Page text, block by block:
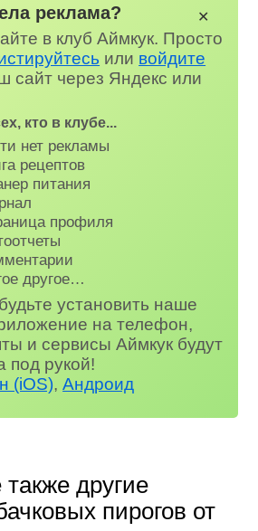
реклама?
в клуб Аймкук. Просто
или войдите
сайт через Яндекс или
кто в клубе...
нет рекламы
рецептов
питания
профиля
другое…
установить наше
на телефон,
и сервисы Аймкук будут
под рукой!
(iOS),Андроид
✕
другие
пирогов от